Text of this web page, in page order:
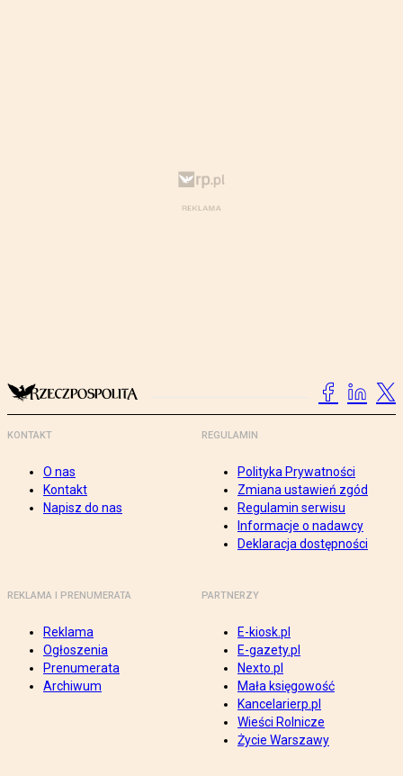
KONTAKT
O nas
Kontakt
Napisz do nas
REGULAMIN
Polityka Prywatności
Zmiana ustawień zgód
Regulamin serwisu
Informacje o nadawcy
Deklaracja dostępności
REKLAMA I PRENUMERATA
Reklama
Ogłoszenia
Prenumerata
Archiwum
PARTNERZY
E-kiosk.pl
E-gazety.pl
Nexto.pl
Mała księgowość
Kancelarierp.pl
Wieści Rolnicze
Życie Warszawy